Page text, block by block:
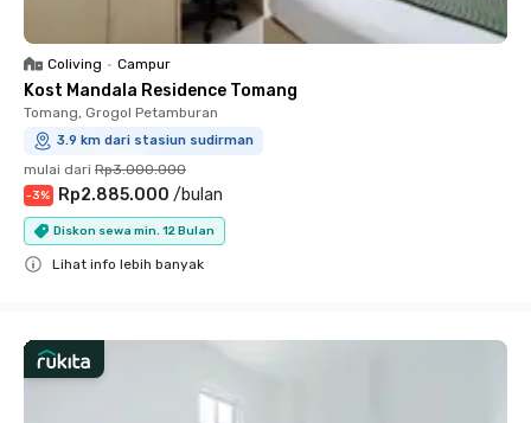
Coliving • Campur
Kost Mandala Residence Tomang
Tomang, Grogol Petamburan
3.9 km dari stasiun sudirman
mulai dari Rp3.000.000
-3% Rp2.885.000 /bulan
Diskon sewa min. 12 Bulan
Lihat info lebih banyak